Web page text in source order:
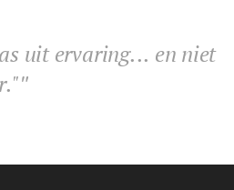
uit ervaring... en niet
"